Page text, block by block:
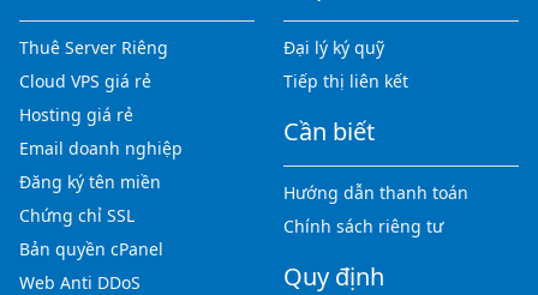
Thuê Server Riêng
Cloud VPS giá rẻ
Hosting giá rẻ
Email doanh nghiệp
Đăng ký tên miền
Chứng chỉ SSL
Bản quyền cPanel
Web Anti DDoS
Đại lý ký quỹ
Tiếp thị liên kết
Cần biết
Hướng dẫn thanh toán
Chính sách riêng tư
Quy định